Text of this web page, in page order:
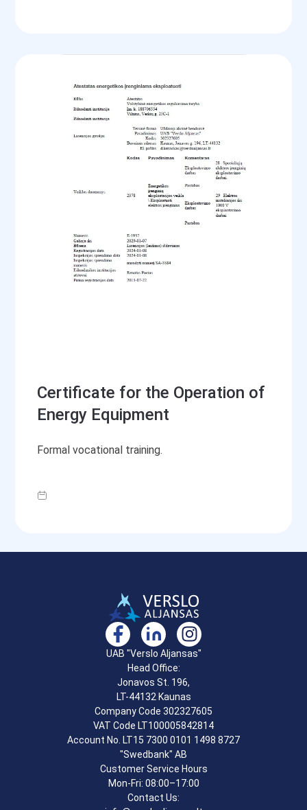
Certificate for the Operation of
Energy Equipment
Formal vocational training.
UAB "Verslo Aljansas"
Head Office:
Jonavos St. 196,
LT-44132 Kaunas
Company Code 302327605
VAT Code LT100005842814
Account No. LT15 7300 0101 1498 8727
"Swedbank" AB
Customer Service Hours
Mon-Fri: 08:00–17:00
Contact Us: